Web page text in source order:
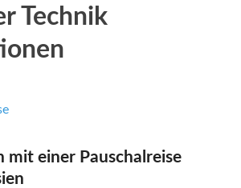
Technik
mit einer Pauschalreise